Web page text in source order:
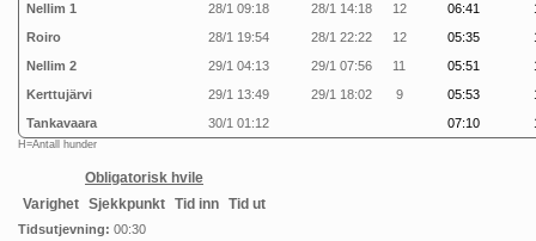
Nellim 1
28/1 09:18 28/1 14:18 12 06:41
Roiro
28/1 19:54 28/1 22:22 12 05:35
Nellim 2
29/1 04:13 29/1 07:56 11 05:51
Kerttujärvi
29/1 13:49 29/1 18:02 9 05:53
Tankavaara
30/1 01:12 07:10
H=Antall hunder
Obligatorisk hvile
Varighet Sjekkpunkt Tid inn Tid ut
Tidsutjevning: 00:30